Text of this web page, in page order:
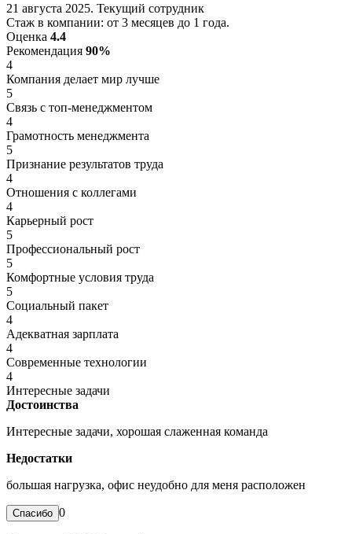
21 августа 2025. Текущий сотрудник
Стаж в компании: от 3 месяцев до 1 года.
Оценка 4.4
Рекомендация 90%
4
Компания делает мир лучше
5
Связь с топ-менеджментом
4
Грамотность менеджмента
5
Признание результатов труда
4
Отношения с коллегами
4
Карьерный рост
5
Профессиональный рост
5
Комфортные условия труда
5
Социальный пакет
4
Адекватная зарплата
4
Современные технологии
4
Интересные задачи
Достоинства
Интересные задачи, хорошая слаженная команда
Недостатки
большая нагрузка, офис неудобно для меня расположен
0